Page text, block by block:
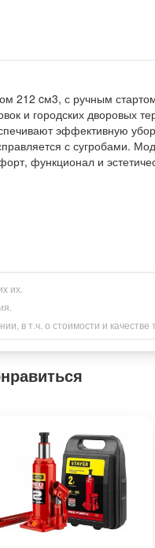
212 cм3, с ручным
и городских дворовых
эффективную
с сугробами.
функционал и
их.
в т.ч. о стоимости и качестве